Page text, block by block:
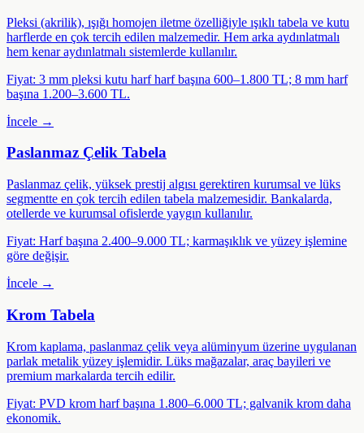
Pleksi (akrilik), ışığı homojen iletme özelliğiyle ışıklı tabela ve kutu
harflerde en çok tercih edilen malzemedir. Hem arka aydınlatmalı
hem kenar aydınlatmalı sistemlerde kullanılır.
Fiyat: 3 mm pleksi kutu harf harf başına 600–1.800 TL; 8 mm harf
başına 1.200–3.600 TL.
İncele →
Paslanmaz Çelik Tabela
Paslanmaz çelik, yüksek prestij algısı gerektiren kurumsal ve lüks
segmentte en çok tercih edilen tabela malzemesidir. Bankalarda,
otellerde ve kurumsal ofislerde yaygın kullanılır.
Fiyat: Harf başına 2.400–9.000 TL; karmaşıklık ve yüzey işlemine
göre değişir.
İncele →
Krom Tabela
Krom kaplama, paslanmaz çelik veya alüminyum üzerine uygulanan
parlak metalik yüzey işlemidir. Lüks mağazalar, araç bayileri ve
premium markalarda tercih edilir.
Fiyat: PVD krom harf başına 1.800–6.000 TL; galvanik krom daha
ekonomik.